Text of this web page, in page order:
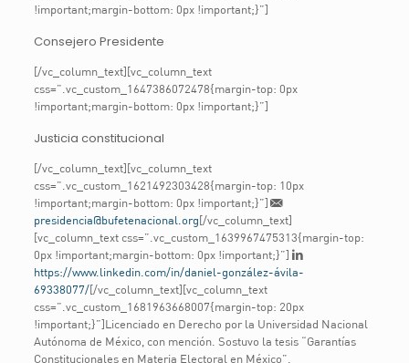
!important;margin-bottom: 0px !important;}”]
Consejero Presidente
[/vc_column_text][vc_column_text
css=”.vc_custom_1647386072478{margin-top: 0px
!important;margin-bottom: 0px !important;}”]
Justicia constitucional
[/vc_column_text][vc_column_text
css=”.vc_custom_1621492303428{margin-top: 10px
!important;margin-bottom: 0px !important;}”]
presidencia@bufetenacional.org [/vc_column_text]
[vc_column_text css=”.vc_custom_1639967475313{margin-top:
0px !important;margin-bottom: 0px !important;}”]
https://www.linkedin.com/in/daniel-gonzález-ávila-
69338077/[/vc_column_text][vc_column_text
css=”.vc_custom_1681963668007{margin-top: 20px
!important;}”]Licenciado en Derecho por la Universidad Nacional
Autónoma de México, con mención. Sostuvo la tesis “Garantías
Constitucionales en Materia Electoral en México”.